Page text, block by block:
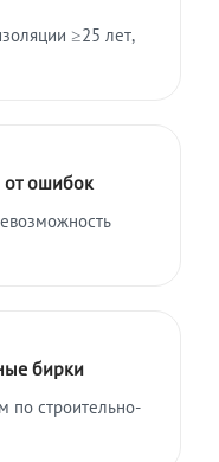
≥25 лет,
от ошибок
бирки
по строительно-